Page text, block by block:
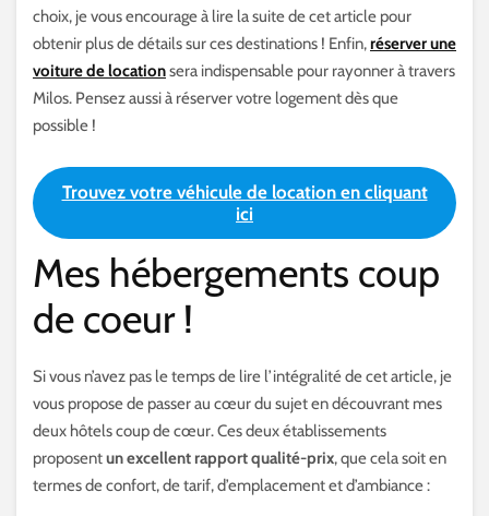
choix, je vous encourage à lire la suite de cet article pour
obtenir plus de détails sur ces destinations ! Enfin,réserver une
voiture de locationsera indispensable pour rayonner à travers
Milos. Pensez aussi à réserver votre logement dès que
possible !
Trouvez votre véhicule de location en cliquant
ici
Mes hébergements coup
de coeur !
Si vous n’avez pas le temps de lire l’intégralité de cet article, je
vous propose de passer au cœur du sujet en découvrant mes
deux hôtels coup de cœur. Ces deux établissements
proposentun excellent rapport qualité-prix, que cela soit en
termes de confort, de tarif, d’emplacement et d’ambiance :